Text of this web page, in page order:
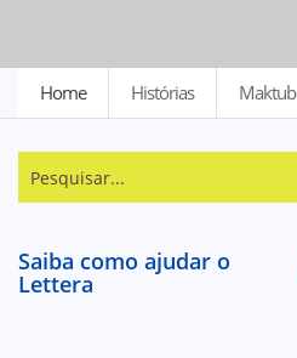
Home Histórias Maktub
Saiba como ajudar o
Lettera